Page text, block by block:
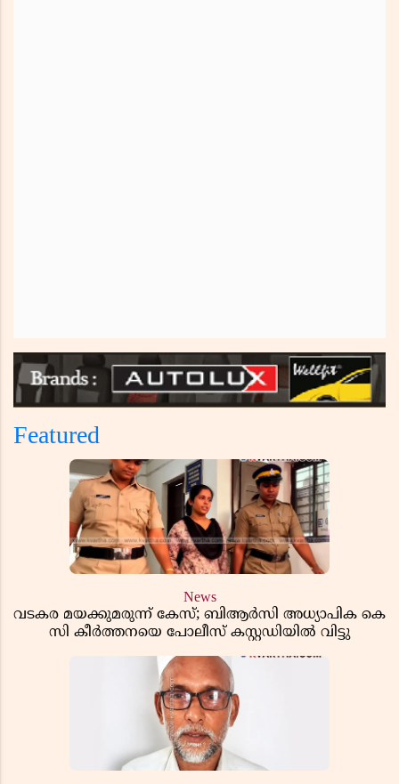
Featured
News
വടകര മയക്കുമരുന്ന് കേസ്; ബിആർസി അധ്യാപിക കെ
സി കീർത്തനയെ പോലീസ് കസ്റ്റഡിയിൽ വിട്ടു